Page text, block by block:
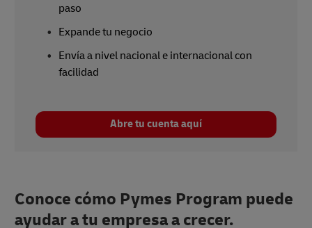
paso
Expande tu negocio
Envía a nivel nacional e internacional con
facilidad
Abre tu cuenta aquí
Conoce cómo Pymes Program puede
ayudar a tu empresa a crecer.